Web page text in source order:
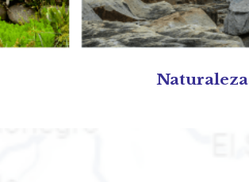
Naturaleza